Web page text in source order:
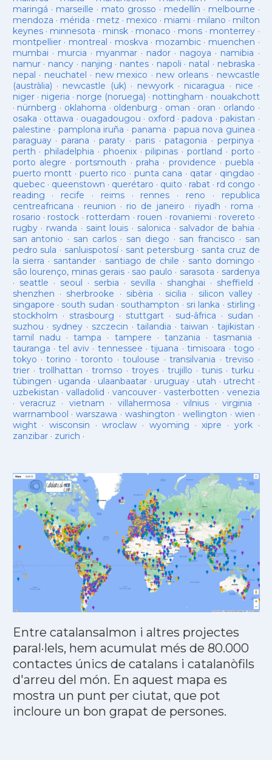
maringá · marseille · mato grosso · medellín · melbourne ·
mendoza · mérida · metz · mexico · miami · milano · milton
keynes· minnesota · minsk · monaco · mons · monterrey ·
montpellier· montreal · moskva · mozambic· muenchen ·
mumbai · murcia · myanmar· nador · nagoya · namibia ·
namur· nancy · nanjing · nantes · napoli · natal · nebraska ·
nepal · neuchatel · new mexico · new orleans· newcastle
(austràlia) · newcastle (uk) · newyork· nicaragua · nice ·
niger· nigeria · norge (noruega) · nottingham · nouakchott
· nürnberg · oklahoma · oldenburg · oman · oran · orlando ·
osaka · ottawa · ouagadougou · oxford ·padova ·pakistan ·
palestine · pamplona iruña · panama · papua nova guinea ·
paraguay· parana ·paraty · paris·patagonia · perpinya ·
perth ·philadelphia · phoenix·pilipinas ·portland · porto ·
porto alegre ·portsmouth ·praha · providence ·puebla ·
puerto montt· puerto rico ·punta cana · qatar · qingdao ·
quebec· queenstown · querétaro · quito · rabat · rd congo ·
reading · recife · reims· rennes · reno · republica
centreafricana · reunion · rio de janeiro · riyadh · roma ·
rosario · rostock · rotterdam · rouen · rovaniemi · rovereto ·
rugby· rwanda · saint louis · salonica · salvador de bahia ·
san antonio · san carlos· san diego · san francisco · san
pedro sula · sanluispotosí· sant petersburg · santa cruz de
la sierra · santander · santiago de chile · santo domingo ·
são lourenço, minas gerais · sao paulo · sarasota · sardenya
· seattle · seoul · serbia · sevilla · shanghai · sheffield ·
shenzhen · sherbrooke · sibèria · sicilia · silicon valley ·
singapore · south sudan · southampton · sri lanka · stirling ·
stockholm · strasbourg · stuttgart· sud-âfrica · sudan ·
suzhou · sydney · szczecin ·tailandia ·taiwan · tajikistan ·
tamil nadu ·tampa · tampere · tanzania ·tasmania ·
tauranga ·tel aviv· tennessee ·tijuana ·timisoara ·togo ·
tokyo ·torino ·toronto ·toulouse ·transilvania ·treviso ·
trier· trollhattan · tromso · troyes·trujillo ·tunis ·turku ·
tübingen · uganda · ulaanbaatar · uruguay · utah · utrecht ·
uzbekistan · valladolid · vancouver· vasterbotten · venezia
· veracruz · vietnam · villahermosa ·vilnius ·virginia ·
warrnambool ·warszawa ·washington · wellington · wien ·
wight· wisconsin ·wroclaw · wyoming ·xipre · york·
zanzibar· zurich ·
Entre catalansalmon i altres projectes
paral·lels, hem acumulat més de 80.000
contactes únics de catalans i catalanòfils
d'arreu del món. En aquest mapa es
mostra un punt per ciutat, que pot
incloure un bon grapat de persones.